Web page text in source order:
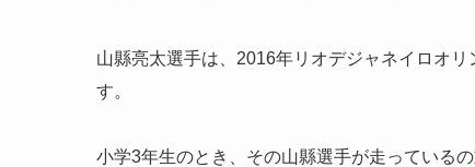
山縣亮太選手は、2016年リオデジャネイロオ
す。
小学3年生のとき、その山縣選手が走っている